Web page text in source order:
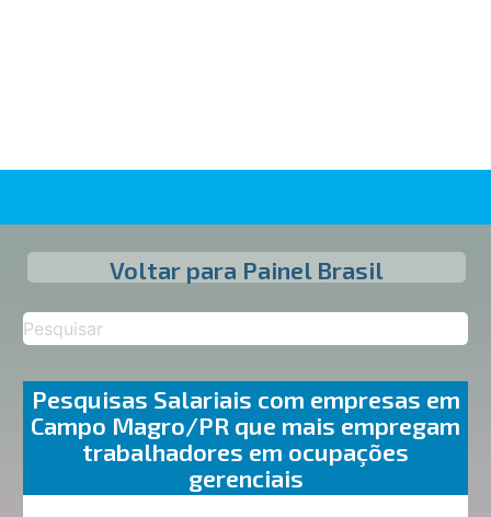
Voltar para Painel Brasil
Pesquisas Salariais com empresas em
Campo Magro/PR que mais empregam
trabalhadores em ocupações
gerenciais